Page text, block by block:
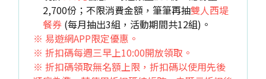
2,700份；不限消費金額，筆筆再抽雙人西堤
餐券 (每月抽出3組，活動期間共12組)。
※ 易遊網APP限定優惠。
※ 折扣碼每週三早上10:00開放領取。
※ 折扣碼領取無名額上限，折扣碼以使用先後